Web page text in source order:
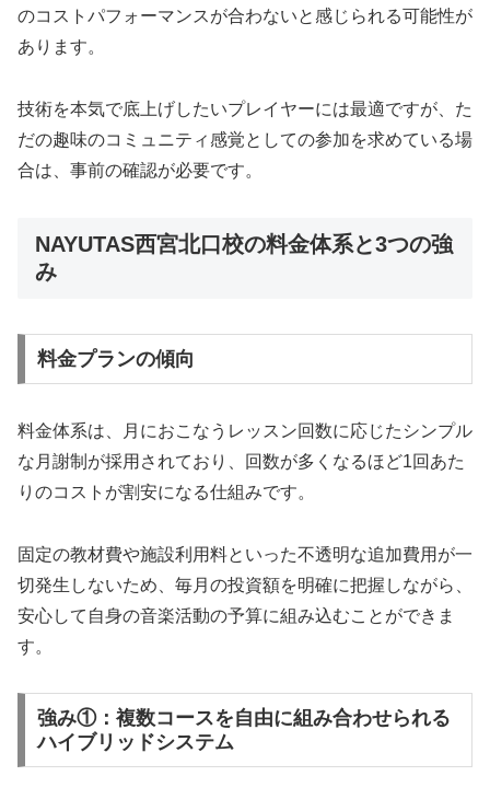
のコストパフォーマンスが合わないと感じられる可能性が
あります。
技術を本気で底上げしたいプレイヤーには最適ですが、た
だの趣味のコミュニティ感覚としての参加を求めている場
合は、事前の確認が必要です。
NAYUTAS西宮北口校の料金体系と3つの強
み
料金プランの傾向
料金体系は、月におこなうレッスン回数に応じたシンプル
な月謝制が採用されており、回数が多くなるほど1回あた
りのコストが割安になる仕組みです。
固定の教材費や施設利用料といった不透明な追加費用が一
切発生しないため、毎月の投資額を明確に把握しながら、
安心して自身の音楽活動の予算に組み込むことができま
す。
強み①：複数コースを自由に組み合わせられる
ハイブリッドシステム